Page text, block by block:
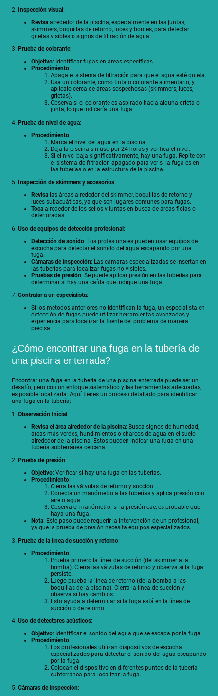
2. Inspección visual:
Revisa alrededor de la piscina, especialmente en las juntas,
skimmers, boquillas de retorno, luces y bordes, para detectar
grietas visibles o signos de filtración de agua.
3. Prueba de colorante:
Objetivo: Identificar fugas en áreas específicas.
Procedimiento:
Apaga el sistema de filtración para que el agua esté quieta.
Usa un colorante, como tinta o colorante alimentario, y
aplícalo cerca de áreas sospechosas (skimmers, luces,
grietas).
Observa si el colorante es aspirado hacia alguna grieta o
junta, lo que indicaría una fuga.
4. Prueba de nivel de agua:
Procedimiento:
Marca el nivel del agua en la piscina.
Deja la piscina sin uso por 24 horas y verifica el nivel.
Si el nivel baja significativamente, hay una fuga. Repite con
el sistema de filtración apagado para ver si la fuga es en
las tuberías o en la estructura de la piscina.
5. Inspección de skimmers y accesorios:
Revisa las áreas alrededor del skimmer, boquillas de retorno y
luces subacuáticas, ya que son lugares comunes para fugas.
Toca alrededor de los sellos y juntas en busca de áreas flojas o
deterioradas.
6. Uso de equipos de detección profesional:
Detección de sonido: Los profesionales pueden usar equipos de
escucha para detectar el sonido del agua escapando por una
fuga.
Cámaras de inspección: Las cámaras especializadas se insertan en
las tuberías para localizar fugas no visibles.
Pruebas de presión: Se puede aplicar presión en las tuberías para
determinar si hay una caída que indique una fuga.
7. Contratar a un especialista:
Si los métodos anteriores no identifican la fuga, un especialista en
detección de fugas puede utilizar herramientas avanzadas y
experiencia para localizar la fuente del problema de manera
precisa.
¿Cómo encontrar una fuga en la tubería de
una piscina enterrada?
Encontrar una fuga en la tubería de una piscina enterrada puede ser un
desafío, pero con un enfoque sistemático y las herramientas adecuadas,
es posible localizarla. Aquí tienes un proceso detallado para identificar
una fuga en la tubería:
1. Observación Inicial:
Revisa el área alrededor de la piscina: Busca signos de humedad,
áreas más verdes, hundimientos o charcos de agua en el suelo
alrededor de la piscina. Estos pueden indicar una fuga en una
tubería subterránea cercana.
2. Prueba de presión:
Objetivo: Verificar si hay una fuga en las tuberías.
Procedimiento:
Cierra las válvulas de retorno y succión.
Conecta un manómetro a las tuberías y aplica presión con
aire o agua.
Observa el manómetro: si la presión cae, es probable que
haya una fuga.
Nota: Este paso puede requerir la intervención de un profesional,
ya que la prueba de presión necesita equipos especializados.
3. Prueba de la línea de succión y retorno:
Procedimiento:
Prueba primero la línea de succión (del skimmer a la
bomba). Cierra las válvulas de retorno y observa si la fuga
persiste.
Luego prueba la línea de retorno (de la bomba a las
boquillas de la piscina). Cierra la línea de succión y
observa si hay cambios.
Esto ayuda a determinar si la fuga está en la línea de
succión o de retorno.
4. Uso de detectores acústicos:
Objetivo: Identificar el sonido del agua que se escapa por la fuga.
Procedimiento:
Los profesionales utilizan dispositivos de escucha
especializados para detectar el sonido del agua escapando
por la fuga.
Colocan el dispositivo en diferentes puntos de la tubería
subterránea para localizar la fuga.
5. Cámaras de inspección: